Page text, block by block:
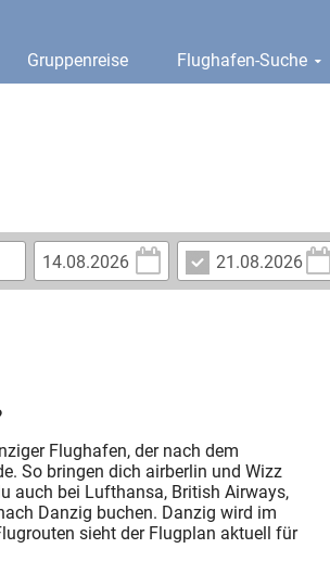
Gruppenreise Flughafen-Suche
Flughafen, der nach dem
So bringen dich airberlin und Wizz
auch bei Lufthansa, British Airways,
Danzig buchen. Danzig wird im
sieht der Flugplan aktuell für